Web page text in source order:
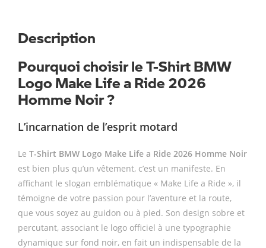
Description
Pourquoi choisir le T-Shirt BMW
Logo Make Life a Ride 2026
Homme Noir ?
L’incarnation de l’esprit motard
Le T-Shirt BMW Logo Make Life a Ride 2026 Homme Noir
est bien plus qu’un vêtement, c’est un manifeste. En
affichant le slogan emblématique « Make Life a Ride », il
témoigne de votre passion pour l’aventure et la route,
que vous soyez au guidon ou à pied. Son design sobre et
percutant, associant le logo officiel à une typographie
dynamique sur fond noir, en fait un indispensable de la